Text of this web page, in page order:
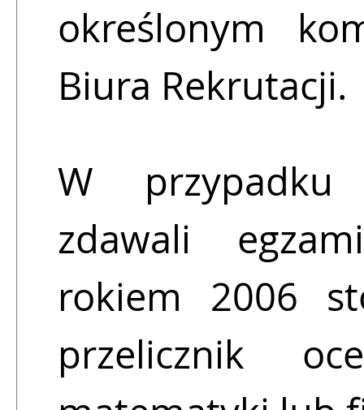
określonym
Biura Rekrutacji.
W przypadku
zdawali
rokiem 2006
przelicznik